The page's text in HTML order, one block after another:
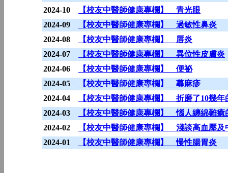
2024-10
【校友中醫師健康專欄】 青光眼
2024-09
【校友中醫師健康專欄】 過敏性鼻炎
2024-08
【校友中醫師健康專欄】 唇炎
2024-07
【校友中醫師健康專欄】 異位性皮膚炎
2024-06
【校友中醫師健康專欄】 便祕
2024-05
【校友中醫師健康專欄】 蕁麻疹
2024-04
【校友中醫師健康專欄】 折磨了10幾年
2024-03
【校友中醫師健康專欄】 惱人纏綿難癒
2024-02
【校友中醫師健康專欄】 淺談高血壓及
2024-01
【校友中醫師健康專欄】 慢性腸胃炎